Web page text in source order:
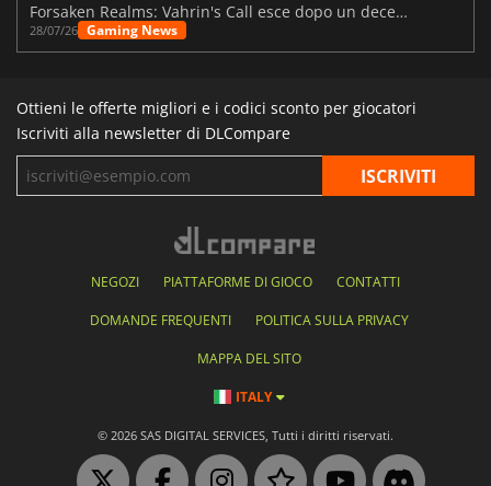
Forsaken Realms: Vahrin's Call esce dopo un decennio di sviluppo
28/07/26 Gaming News
Ottieni le offerte migliori e i codici sconto per giocatori
Iscriviti alla newsletter di DLCompare
NEGOZI PIATTAFORME DI GIOCO CONTATTI
DOMANDE FREQUENTI POLITICA SULLA PRIVACY
MAPPA DEL SITO
ITALY
© 2026 SAS DIGITAL SERVICES, Tutti i diritti riservati.